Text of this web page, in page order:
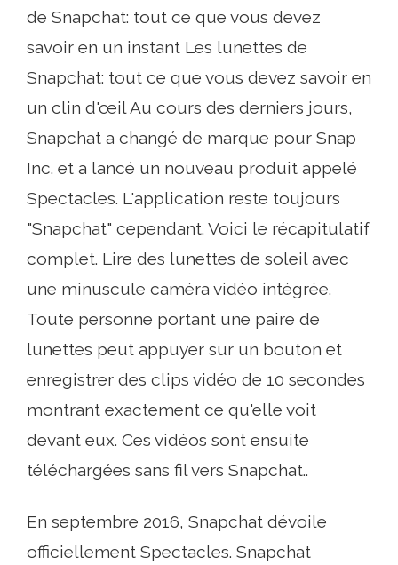
de Snapchat: tout ce que vous devez
savoir en un instant Les lunettes de
Snapchat: tout ce que vous devez savoir en
un clin d'œil Au cours des derniers jours,
Snapchat a changé de marque pour Snap
Inc. et a lancé un nouveau produit appelé
Spectacles. L'application reste toujours
"Snapchat" cependant. Voici le récapitulatif
complet. Lire des lunettes de soleil avec
une minuscule caméra vidéo intégrée.
Toute personne portant une paire de
lunettes peut appuyer sur un bouton et
enregistrer des clips vidéo de 10 secondes
montrant exactement ce qu'elle voit
devant eux. Ces vidéos sont ensuite
téléchargées sans fil vers Snapchat..
En septembre 2016, Snapchat dévoile
officiellement Spectacles. Snapchat